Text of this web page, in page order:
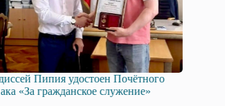
удостоен Почётного
служение»
Госдума приняла в
законопроект о